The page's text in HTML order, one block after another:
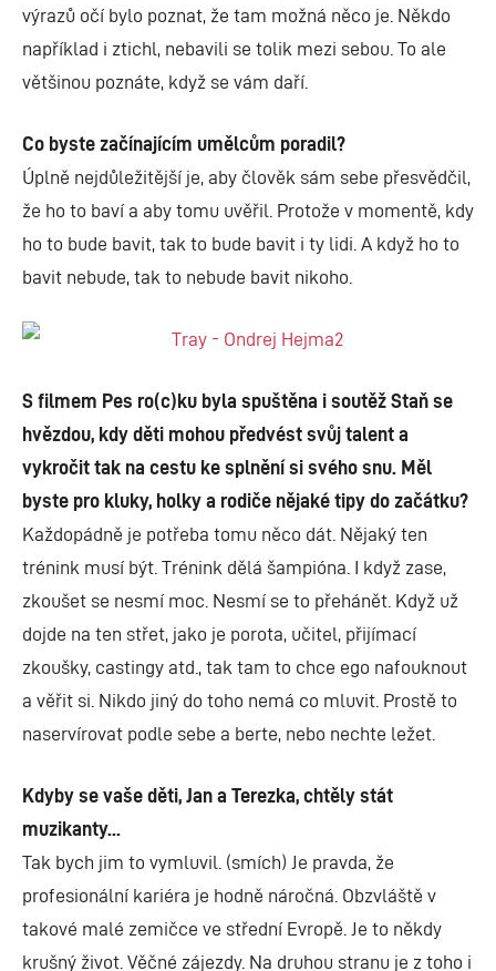
výrazů očí bylo poznat, že tam možná něco je. Někdo
například i ztichl, nebavili se tolik mezi sebou. To ale
většinou poznáte, když se vám daří.
Co byste začínajícím umělcům poradil?
Úplně nejdůležitější je, aby člověk sám sebe přesvědčil,
že ho to baví a aby tomu uvěřil. Protože v momentě, kdy
ho to bude bavit, tak to bude bavit i ty lidi. A když ho to
bavit nebude, tak to nebude bavit nikoho.
S filmem Pes ro(c)ku byla spuštěna i soutěž Staň se
hvězdou, kdy děti mohou předvést svůj talent a
vykročit tak na cestu ke splnění si svého snu. Měl
byste pro kluky, holky a rodiče nějaké tipy do začátku?
Každopádně je potřeba tomu něco dát. Nějaký ten
trénink musí být. Trénink dělá šampióna. I když zase,
zkoušet se nesmí moc. Nesmí se to přehánět. Když už
dojde na ten střet, jako je porota, učitel, přijímací
zkoušky, castingy atd., tak tam to chce ego nafouknout
a věřit si. Nikdo jiný do toho nemá co mluvit. Prostě to
naservírovat podle sebe a berte, nebo nechte ležet.
Kdyby se vaše děti, Jan a Terezka, chtěly stát
muzikanty...
Tak bych jim to vymluvil. (smích) Je pravda, že
profesionální kariéra je hodně náročná. Obzvláště v
takové malé zemičce ve střední Evropě. Je to někdy
krušný život. Věčné zájezdy. Na druhou stranu je z toho i